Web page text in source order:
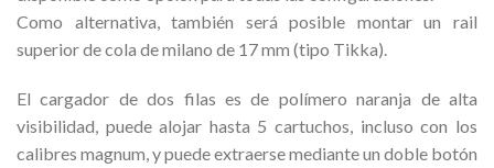
Como alternativa, también será posible montar un rail
superior de cola de milano de 17 mm (tipo Tikka).
El cargador de dos filas es de polímero naranja de alta
visibilidad, puede alojar hasta 5 cartuchos, incluso con los
calibres magnum, y puede extraerse mediante un doble botón